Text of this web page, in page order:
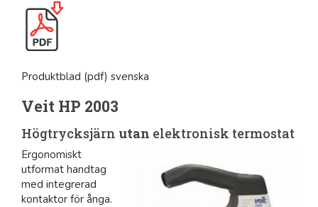
Produktblad (pdf) svenska
Veit HP 2003
Högtrycksjärn utan elektronisk termostat
Ergonomiskt
utformat handtag
med integrerad
kontaktor för ånga.